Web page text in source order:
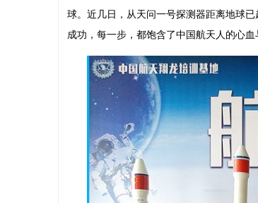
球。近几日，从天问一号探测器距离地球
成功，每一步，都饱含了中国航天人的心血